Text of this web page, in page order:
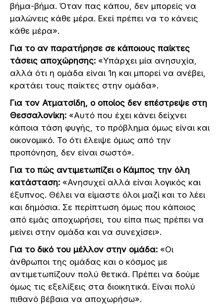
βήμα-βήμα. Όταν πας κάπου, δεν μπορείς να
μαλώνεις κάθε μέρα. Εκεί πρέπει να το κάνεις
κάθε μέρα».
Για το αν παρατήρησε σε κάποιους παίκτες
τάσεις αποχώρησης: «Υπάρχει μία ανησυχία,
αλλά ότι η ομάδα είναι 1η και μπορεί να ανέβει,
κρατάει τους παίκτες στην ομάδα».
Για τον Ατματσίδη, ο οποίος δεν επέστρεψε στη
Θεσσαλονίκη: «Αυτό που έχει κάνει δείχνει
κάποια τάση φυγής, το πρόβλημα όμως είναι και
οικονομικό. Το ότι έλειψε όμως από την
προπόνηση, δεν είναι σωστό».
Για το πώς αντιμετωπίζει ο Κάμπος την όλη
κατάσταση: «Ανησυχεί αλλά είναι λογικός και
έξυπνος. Θέλει να είμαστε όλοι μαζί και το λέει
και δημόσια. Σε περίπτωση όμως που κάποιος
από εμάς αποχωρήσει, του είπα πως πρέπει να
μείνει στην ομάδα και να συνεχίσει».
Για το δικό του μέλλον στην ομάδα: «Οι
άνθρωποι της ομάδας και ο κόσμος με
αντιμετωπίζουν πολύ θετικά. Πρέπει να δούμε
όμως τις εξελίξεις στα διοικητικά. Είναι πολύ
πιθανό βέβαια να αποχωρήσω».